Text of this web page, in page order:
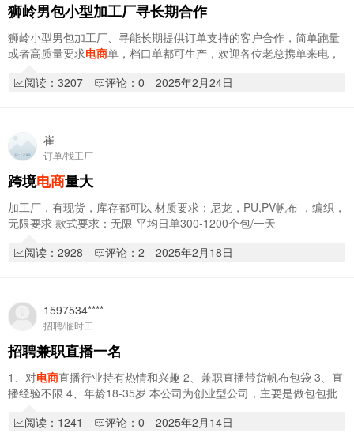
狮岭男包小型加工厂寻长期合作
狮岭小型男包加工厂、寻能长期提供订单支持的客户合作，简单跑量
或者高质量要求电商单，档口单都可生产，欢迎各位老总携单来电，
阅读：3207
评论：0 2025年2月24日
崔
订单/找工厂
跨境电商量大
加工厂，有现货，库存都可以 材质要求：尼龙，PU,PV帆布 ，编织，
无限要求 款式要求：无限 平均日单300-1200个包/一天
阅读：2928
评论：2 2025年2月18日
1597534****
招聘/临时工
招聘兼职直播一名
1、对电商直播行业持有热情和兴趣 2、兼职直播带货帆布包袋 3、直
播经验不限 4、年龄18-35岁 本公司为创业型公司，主要是做包包批
阅读：1241
评论：0 2025年2月14日